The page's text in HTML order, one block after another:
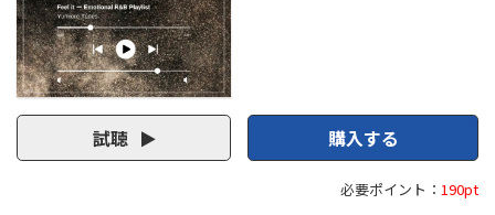
試聴 購入する
必要ポイント： 190pt